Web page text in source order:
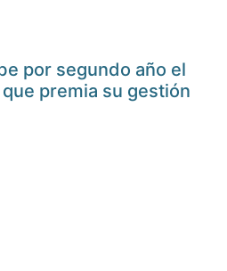
por segundo año el
premia su gestión